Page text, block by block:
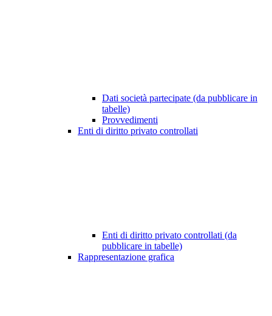
Dati società partecipate (da pubblicare in
tabelle)
Provvedimenti
Enti di diritto privato controllati
Enti di diritto privato controllati (da
pubblicare in tabelle)
Rappresentazione grafica